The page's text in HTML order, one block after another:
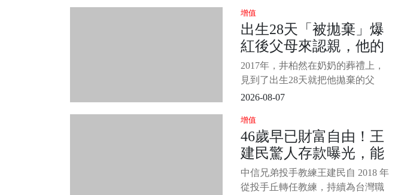
感人卻令人鼻酸的故事。 1/5 圖片
來源：聯合新聞 當天是由坪林區粗
窟里里長李志忠會同區公所人員通
報此事。 救援隊伍進入屋內後發
增值
出生28天「被拋棄」爆
紅後父母來認親，他的
決定讓粉絲怒贊
2017年，井柏然在奶奶的葬禮上，
見到了出生28天就把他拋棄的父
母，他們低聲下氣地請求井柏然的
滿面。 在娛樂圈混得風生水起的井
柏然，其實背後藏著一段讓人唏噓
的往事。 出生沒多久就被父母扔下
不管，靠爺爺奶奶拉扯大，奶奶去
世那年，他們突然冒出來求原諒。
2026-08-07
增值
46歲早已財富自由！王
建民驚人存款曝光，能
躺平還要當中信教練只
因4字...
中信兄弟投手教練王建民自 2018 年
從投手丘轉任教練，持續為台灣職